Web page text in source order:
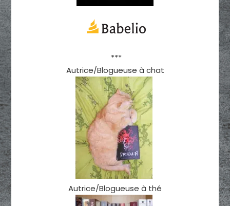
***
Autrice/Blogueuse à chat
Autrice/Blogueuse à thé